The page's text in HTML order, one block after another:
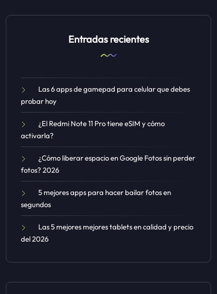
Entradas recientes
Las 6 apps de gamepad para celular que debes
probar hoy
¿El Redmi Note 11 Pro tiene eSIM y cómo
activarla?
¿Cómo liberar espacio en Google Fotos sin perder
fotos? 2026
5 mejores apps para hacer bailar fotos en
segundos
Las 5 mejores mejores tablets en calidad y precio
del 2026